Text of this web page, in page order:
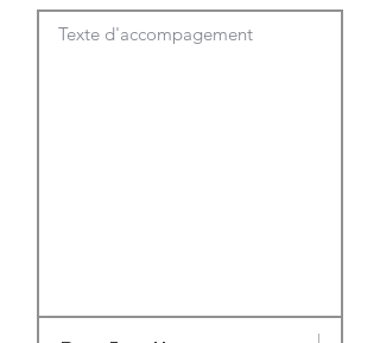
Texte d'accompagement